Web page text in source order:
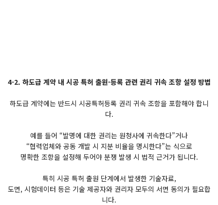
4-2. 하도급 계약 내 시공 특허 출원·등록 관련 권리 귀속 조항 설정 방법
하도급 계약에는 반드시 시공특허등록 권리 귀속 조항을 포함해야 합니
다.
예를 들어 “발명에 대한 권리는 원청사에 귀속한다”거나
“협력업체와 공동 개발 시 지분 비율을 명시한다”는 식으로
명확한 조항을 설정해 두어야 분쟁 발생 시 법적 근거가 됩니다.
특히 시공 특허 출원 단계에서 발생한 기술자료,
도면, 시험데이터 등은 기술 제공자와 권리자 모두의 서면 동의가 필요합
니다.